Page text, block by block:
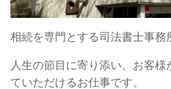
相続を専門とする司法書士事務
人生の節目に寄り添い、お客
ていただけるお仕事です。